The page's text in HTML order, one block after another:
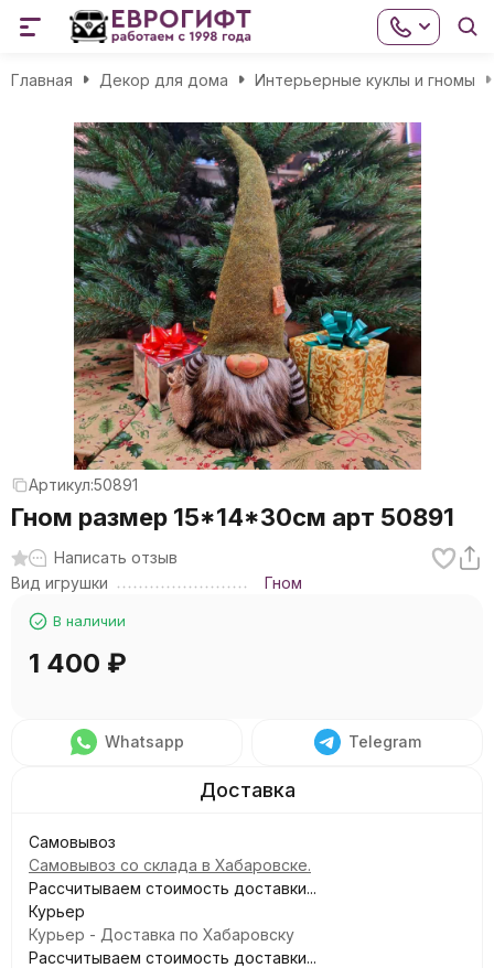
Главная Декор для дома Интерьерные куклы и гномы
Артикул:50891
Гном размер 15*14*30см арт 50891
Написать отзыв
Вид игрушки
Гном
В наличии
1 400 ₽
Whatsapp Telegram
Самовывоз
Самовывоз со склада в Хабаровске.
Рассчитываем стоимость доставки...
Курьер
Курьер - Доставка по Хабаровску
Рассчитываем стоимость доставки...